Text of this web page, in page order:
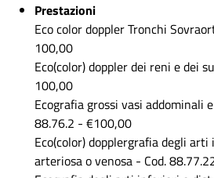
Prestazioni
Eco color doppler Tronchi
100,00
Eco(color) doppler dei reni e dei
100,00
Ecografia grossi vasi addominali
88.76.2 - €100,00
Eco(color) dopplergrafia degli
arteriosa o venosa - Cod.